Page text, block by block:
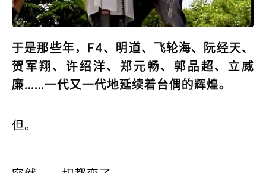
于是那些年，F4、明道、飞轮海、阮经天、
贺军翔、许绍洋、郑元畅、郭品超、立威
廉……一代又一代地延续着台偶的辉煌。
但。